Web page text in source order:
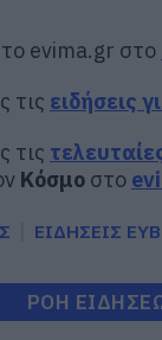
evima.gr στο
τις ειδήσεις
τις
Κόσμο στο
ΕΙΔΗΣΕΙΣ
ΡΟΗ